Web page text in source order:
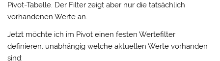
Pivot-Tabelle. Der Filter zeigt aber nur die tatsächlich
vorhandenen Werte an.
Jetzt möchte ich im Pivot einen festen Wertefilter
definieren, unabhängig welche aktuellen Werte vorhanden
sind: